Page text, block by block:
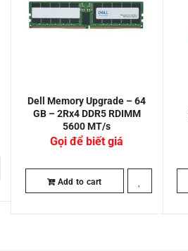
Dell Memory Upgrade – 64
GB – 2Rx4 DDR5 RDIMM
5600 MT/s
Gọi để biết giá
Add to cart